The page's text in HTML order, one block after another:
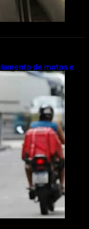
de motos e